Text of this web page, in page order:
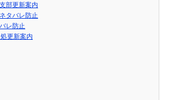
部更新案内
タバレ防止
レ防止
更新案内